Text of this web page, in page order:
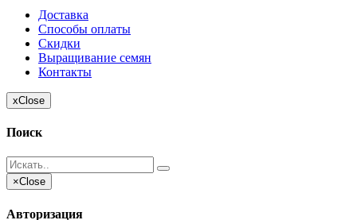
Доставка
Способы оплаты
Скидки
Выращивание семян
Контакты
xClose
Поиск
×Close
Авторизация